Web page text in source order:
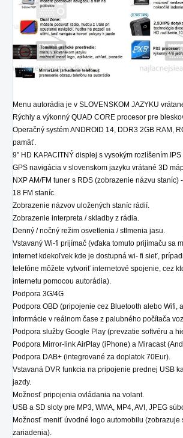
Menu autorádia je v SLOVENSKOM JAZYKU
Rýchly a výkonný QUAD CORE procesor pre
Operačný systém ANDROID 14, DDR3 2GB RAM,
pamäť.
9” HD KAPACITNÝ displej s vysokým rozlíšením
GPS navigácia v slovenskom jazyku vrátané 3D
NXP AM/FM tuner s RDS (zobrazenie názvu staníc)
18 FM staníc.
Zobrazenie názvov uložených staníc rádií.
Zobrazenie interpreta / skladby z rádia.
Denný / nočný režim osvetlenia / stlmenia jasu.
Vstavaný Wi-fi prijímač (vďaka tomuto prijímaču sa
internet kdekoľvek kde je dostupná wi- fi sieť,
telefóne môžete vytvoriť internetové spojenie, cez
internetu pomocou autorádia).
Podpora 3G/4G
Podpora OBD (pripojenie cez Bluetooth alebo Wifi,
informácie v reálnom čase z palubného počítača
Podpora služby Google Play (prevzatie softvéru a
Podpora Mirror-link AirPlay (iPhone) a Miracast
Podpora DAB+ (integrované za doplatok 70Eur).
Vstavaná DVR funkcia na pripojenie prednej USB
jazdy.
Možnosť pripojenia ovládania na volant.
USB a SD sloty pre MP3, WMA, MP4, AVI, JPEG
Možnosť meniť úvodné logo automobilu (zobrazuje
zariadenia).